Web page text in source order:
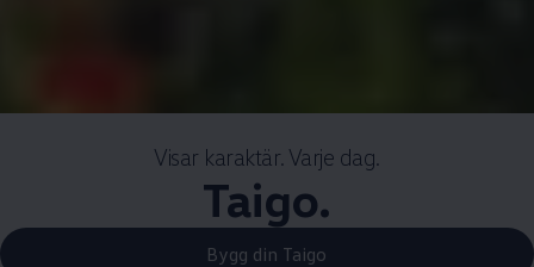
Visar karaktär. Varje dag.
Taigo.
Bygg din Taigo